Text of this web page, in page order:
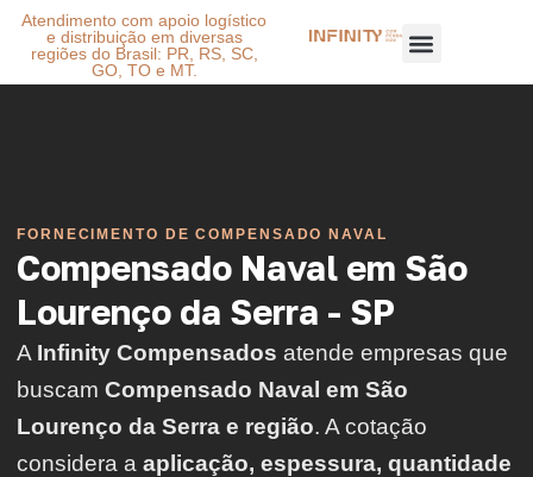
Atendimento com apoio logístico
e distribuição em diversas
regiões do Brasil: PR, RS, SC,
GO, TO e MT.
FORNECIMENTO DE COMPENSADO NAVAL
Compensado Naval em São
Lourenço da Serra - SP
A Infinity Compensados atende empresas que
buscam Compensado Naval em São
Lourenço da Serra e região. A cotação
considera a aplicação, espessura, quantidade